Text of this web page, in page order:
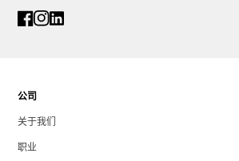
公司
关于我们
职业